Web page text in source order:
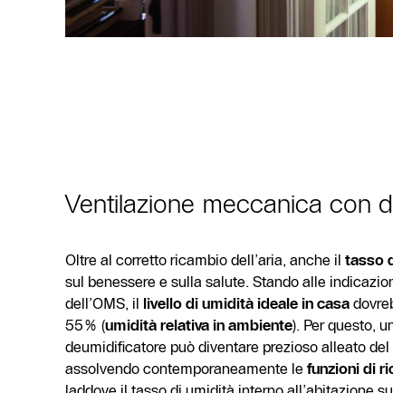
Ventilazione meccanica con
Oltre al corretto ricambio dell’aria, anche iltasso
sul benessere e sulla salute. Stando alle
dell’OMS, il livello di umidità ideale in casa
55% (umidità relativa in ambiente). Per questo,
deumidificatore può diventare prezioso alleato
assolvendo contemporaneamente lefunzioni di